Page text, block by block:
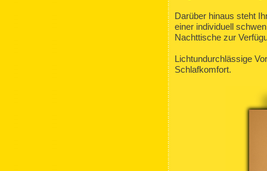
Darüber hinaus steht
einer individuell
Nachttische zur
Lichtundurchlässige
Schlafkomfort.